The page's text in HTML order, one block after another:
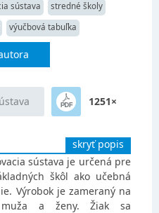
sústava
stredné školy
výučbová tabuľka
1251×
skryť popis
sústava je určená pre
škôl ako učebná
Výrobok je zameraný na
muža a ženy. Žiak sa